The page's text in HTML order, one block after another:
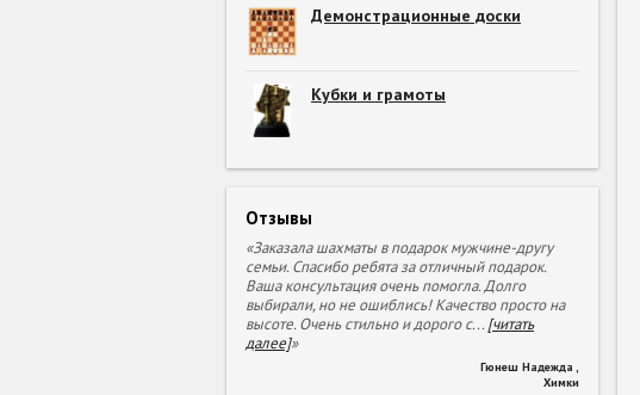
Демонстрационные доски
Кубки и грамоты
Отзывы
«Заказала шахматы в подарок мужчине-другу
семьи. Спасибо ребята за отличный подарок.
Ваша консультация очень помогла. Долго
выбирали, но не ошиблись! Качество просто на
высоте. Очень стильно и дорого с...[читать
далее]»
Гюнеш Надежда
Химки